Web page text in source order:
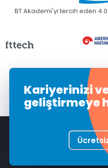
BT Akademi'yi tercih eden
Kariyerinizi
geliştirmeye